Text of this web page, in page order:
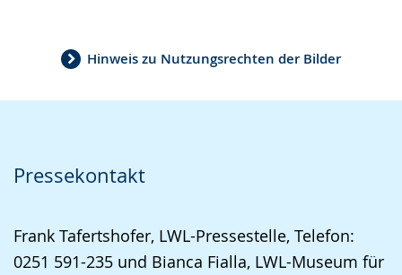
Hinweis zu Nutzungsrechten der Bilder
Pressekontakt
Frank Tafertshofer, LWL-Pressestelle, Telefon:
0251 591-235 und Bianca Fialla, LWL-Museum für